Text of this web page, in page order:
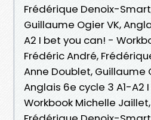
Frédérique Denoix-
Guillaume Ogier VK,
A2 I bet you can! -
Frédéric André,
Anne Doublet, Guillaume
Anglais 6e cycle 3 A1-A2
Workbook Michelle